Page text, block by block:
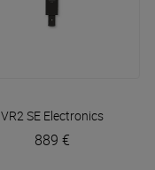
VR2 SE Electronics
889 €